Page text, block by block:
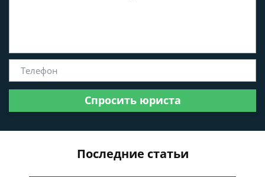
Спросить юриста
Последние статьи